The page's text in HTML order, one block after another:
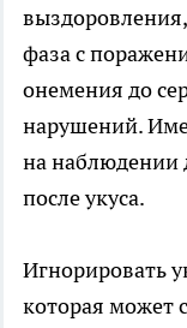
фаза с
онемения до
нарушений.
на наблюдении
после укуса.
Игнорировать
которая может